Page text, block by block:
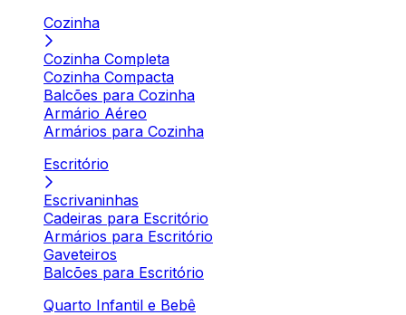
Cozinha
Cozinha Completa
Cozinha Compacta
Balcões para Cozinha
Armário Aéreo
Armários para Cozinha
Escritório
Escrivaninhas
Cadeiras para Escritório
Armários para Escritório
Gaveteiros
Balcões para Escritório
Quarto Infantil e Bebê